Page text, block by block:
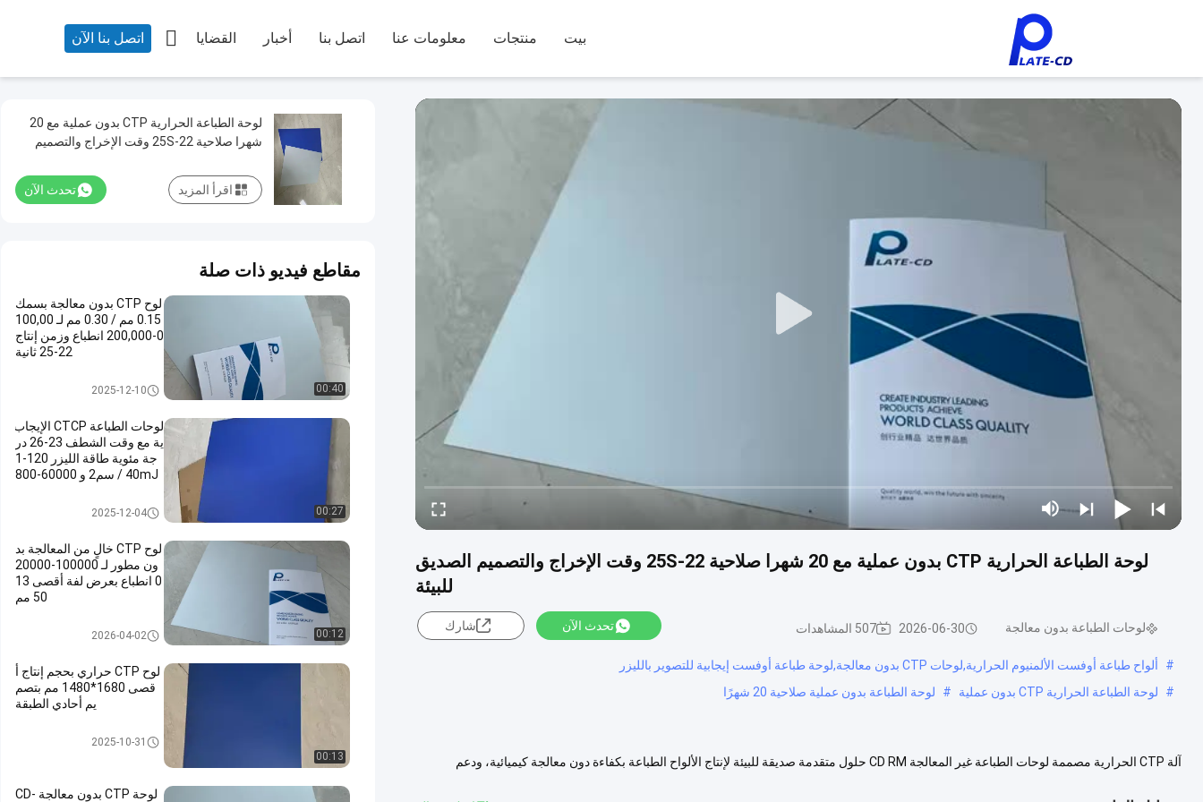
بيت منتجات معلومات عنا اتصل بنا أخبار القضايا اتصل بنا الآن 
لوحة الطباعة الحرارية CTP بدون عملية مع 20 شهرا صلاحية 22-25S وقت الإخراج والتصميم الصديق
للبيئة
لوحات الطباعة بدون معالجة 2026-06-30 507 المشاهدات تحدث الآن شارك
#
ألواح طباعة أوفست الألمنيوم الحرارية,لوحات CTP بدون معالجة,لوحة طباعة أوفست إيجابية للتصوير بالليزر
#
لوحة الطباعة الحرارية CTP بدون عملية # لوحة الطباعة بدون عملية صلاحية 20 شهرًا
آلة CTP الحرارية مصممة لوحات الطباعة غير المعالجة CD RM حلول متقدمة صديقة للبيئة لإنتاج الألواح الطباعة بكفاءة دون معالجة كيميائية، ودعم
لوحة الطباعة الحرارية CTP بدون عملية مع 20
شهرا صلاحية 22-25S وقت الإخراج والتصميم
تحدث الآن اقرأ المزيد
مقاطع فيديو ذات صلة
00:40
لوح CTP بدون معالجة بسمك
0.15 مم / 0.30 مم لـ 100,00
0-200,000 انطباع وزمن إنتاج
22-25 ثانية
لوحات الطباعة بدون معالجة
2025-12-10
00:27
لوحات الطباعة CTCP الإيجاب
ية مع وقت الشطف 23-26 در
جة مئوية طاقة الليزر 120-1
40mJ / سم2 و 60000-800
لوحات الطباعة CTCP2025-12-04
00:12
لوح CTP خالٍ من المعالجة بد
ون مطور لـ 100000-20000
0 انطباع بعرض لفة أقصى 13
50 مم
لوحات الطباعة بدون معالجة
2026-04-02
00:13
لوح CTP حراري بحجم إنتاج أ
قصى 1680*1480 مم بتصم
يم أحادي الطبقة
لوحة CTP الحرارية2025-10-31
لوحة CTP بدون معالجة CD-